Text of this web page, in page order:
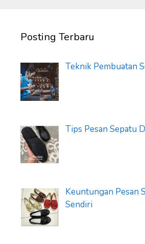
Posting Terbaru
Teknik Pembuatan
Tips Pesan Sepatu
Keuntungan Pesan
Sendiri